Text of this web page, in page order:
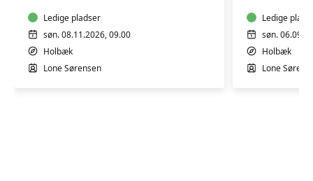
Ledige pladser
søn. 08.11.2026, 09.00
Holbæk
Lone Sørensen
Ledige
søn.
Holbæk
Lone